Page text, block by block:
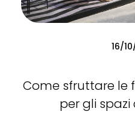
16/
Come sfruttare le
per gli